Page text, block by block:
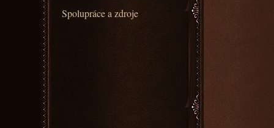
Spolupráce a zdroje